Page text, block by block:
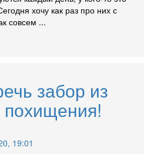
хочу как раз про них с
совсем ...
забор из
19:01